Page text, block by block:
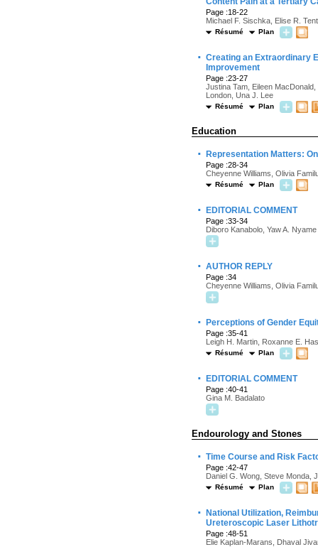
Page :18-22
Michael F. Sischka, Elise R.
Résumé Plan
· Creating an Extraordinary
Improvement
Page :23-27
Justina Tam, Eileen
London, Una J. Lee
Résumé Plan
Education
· Representation Matters:
Page :28-34
Cheyenne Williams, Olivia
Résumé Plan
· EDITORIAL COMMENT
Page :33-34
Diboro Kanabolo, Yaw A. Nyame
· AUTHOR REPLY
Page :34
Cheyenne Williams, Olivia
· Perceptions of Gender
Page :35-41
Leigh H. Martin, Roxanne E.
Résumé Plan
· EDITORIAL COMMENT
Page :40-41
Gina M. Badalato
Endourology and Stones
· Time Course and Risk
Page :42-47
Daniel G. Wong, Steve Monda,
Résumé Plan
·
National Utilization,
Ureteroscopic Laser
Page :48-51
Elie Kaplan-Marans, Dhaval